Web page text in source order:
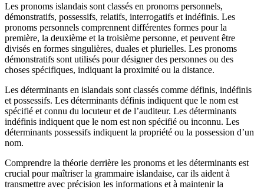
Les pronoms islandais sont classés en pronoms personnels,
démonstratifs, possessifs, relatifs, interrogatifs et indéfinis. Les
pronoms personnels comprennent différentes formes pour la
première, la deuxième et la troisième personne, et peuvent être
divisés en formes singulières, duales et plurielles. Les pronoms
démonstratifs sont utilisés pour désigner des personnes ou des
choses spécifiques, indiquant la proximité ou la distance.
Les déterminants en islandais sont classés comme définis, indéfinis
et possessifs. Les déterminants définis indiquent que le nom est
spécifié et connu du locuteur et de l’auditeur. Les déterminants
indéfinis indiquent que le nom est non spécifié ou inconnu. Les
déterminants possessifs indiquent la propriété ou la possession d’un
nom.
Comprendre la théorie derrière les pronoms et les déterminants est
crucial pour maîtriser la grammaire islandaise, car ils aident à
transmettre avec précision les informations et à maintenir la